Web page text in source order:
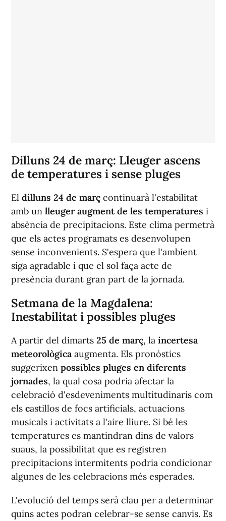
Dilluns 24 de març: Lleuger ascens
de temperatures i sense pluges
El dilluns 24 de març continuarà l'estabilitat
amb un lleuger augment de les temperatures i
absència de precipitacions. Este clima permetrà
que els actes programats es desenvolupen
sense inconvenients. S'espera que l'ambient
siga agradable i que el sol faça acte de
presència durant gran part de la jornada.
Setmana de la Magdalena:
Inestabilitat i possibles pluges
A partir del dimarts 25 de març, la incertesa
meteorològica augmenta. Els pronòstics
suggerixen possibles pluges en diferents
jornades, la qual cosa podria afectar la
celebració d'esdeveniments multitudinaris com
els castillos de focs artificials, actuacions
musicals i activitats a l'aire lliure. Si bé les
temperatures es mantindran dins de valors
suaus, la possibilitat que es registren
precipitacions intermitents podria condicionar
algunes de les celebracions més esperades.
L'evolució del temps serà clau per a determinar
quins actes podran celebrar-se sense canvis. Es